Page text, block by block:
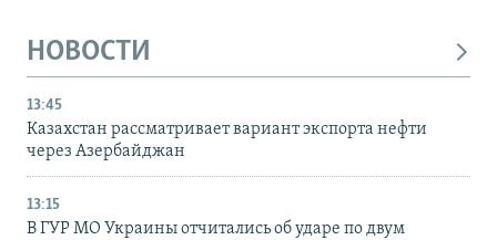
НОВОСТИ
13:45
Казахстан рассматривает вариант экспорта нефти
через Азербайджан
13:15
В ГУР МО Украины отчитались об ударе по двум